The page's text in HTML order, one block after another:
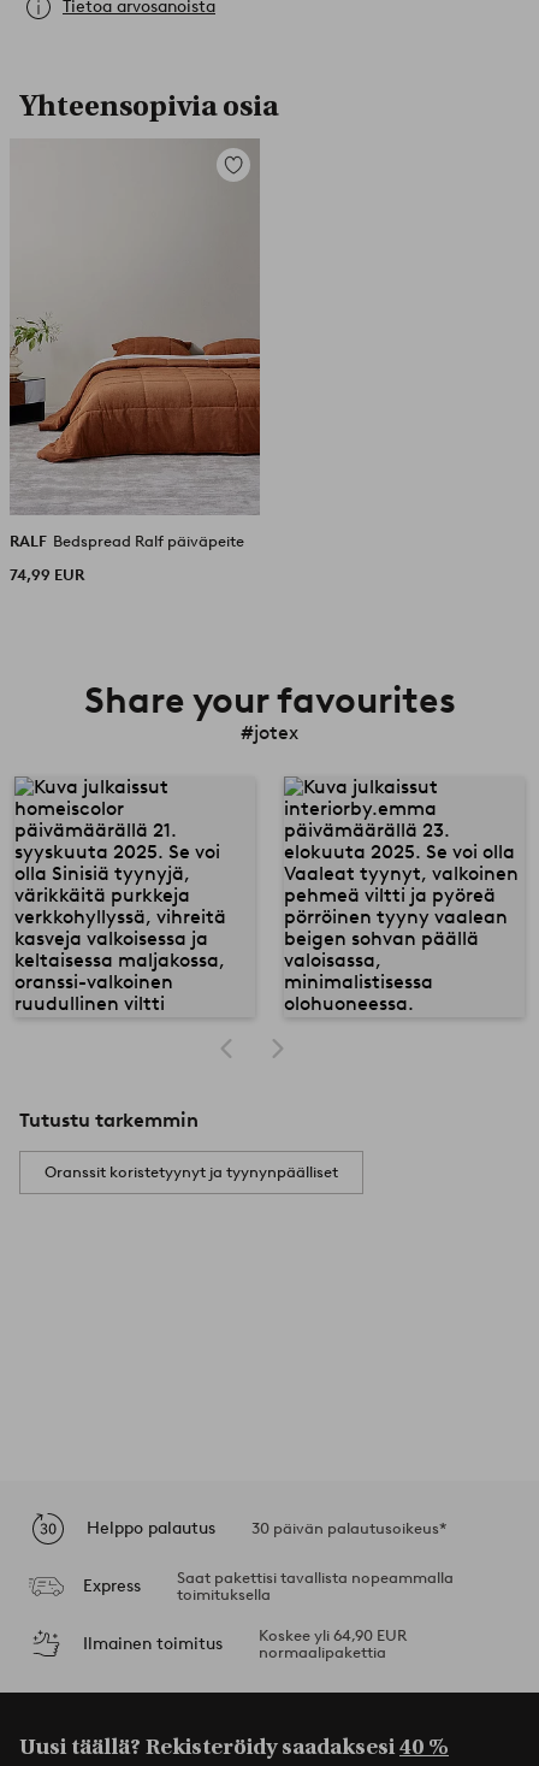
Tietoa arvosanoista
Yhteensopivia osia
Lisää
RALF Bedspread Ralf päiväpeite
74,99 EUR
Share your favourites
#jotex
Tutustu tarkemmin
Oranssit koristetyynyt ja tyynynpäälliset
Helppo palautus 30 päivän palautusoikeus*
Express
Saat pakettisi tavallista nopeammalla
toimituksella
Ilmainen toimitus
Koskee yli 64,90 EUR
normaalipakettia
Uusi täällä? Rekisteröidy saadaksesi40 %